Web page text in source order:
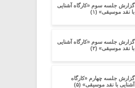
گزارش جلسه سوم «کارگاه آشنایی
با نقد موسیقی» (۱)
گزارش جلسه سوم «کارگاه آشنایی
با نقد موسیقی» (۲)
گزارش جلسه چهارم «کارگاه
آشنایی با نقد موسیقی» (۵)